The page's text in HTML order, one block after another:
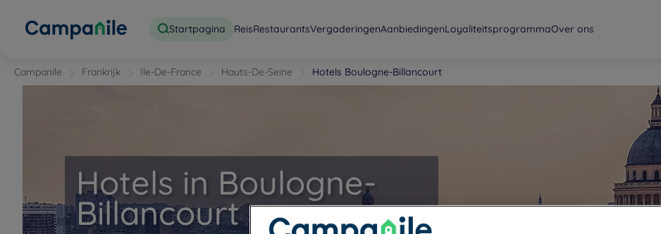
Startpagina ReisRestaurantsVergaderingenAanbiedingenLoyaliteitsprogrammaOver ons
Campanile Frankrijk Ile-De-France Hauts-De-Seine Hotels Boulogne-Billancourt
Hotels in Boulogne-
Billancourt